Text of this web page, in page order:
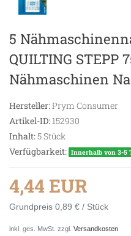
5
QUILTING STEPP
Nähmaschinen
Hersteller:Prym Consumer
Artikel-ID:152930
Inhalt:5Stück
Verfügbarkeit: Innerhalb von 3-5
4,44 EUR
Grundpreis 0,89 € / Stück
inkl. ges. MwSt. zzgl. Versandkosten